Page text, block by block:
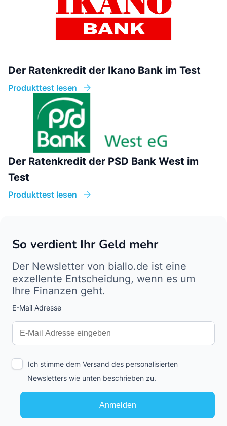
Der Ratenkredit der Ikano Bank im Test
Produkttest lesen
Der Ratenkredit der PSD Bank West im
Test
Produkttest lesen
So verdient Ihr Geld mehr
Der Newsletter von biallo.de ist eine
exzellente Entscheidung, wenn es um
Ihre Finanzen geht.
E-Mail Adresse
Interests
Amount
Anmelden
Ich stimme dem Versand des personalisierten
Newsletters wie unten beschrieben zu.